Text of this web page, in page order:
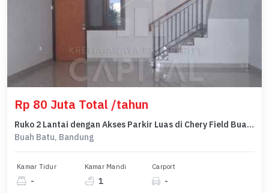
Rp 80 Juta Total /tahun
Ruko 2 Lantai dengan Akses Parkir Luas di Chery Field Buah Batu Bandung
Buah Batu, Bandung
Kamar Tidur
-
Kamar Mandi
1
Carport
-